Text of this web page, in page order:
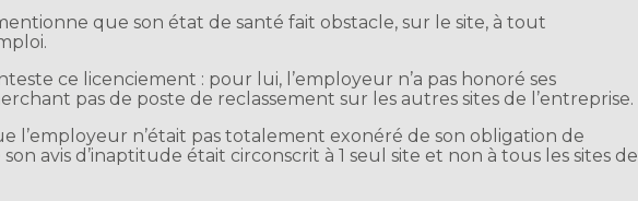
que son état de santé fait obstacle, sur le site, à tout
ce licenciement : pour lui, l’employeur n’a pas honoré ses
pas de poste de reclassement sur les autres sites de l’entreprise.
l’employeur n’était pas totalement exonéré de son obligation de
avis d’inaptitude était circonscrit à 1 seul site et non à tous les sites de